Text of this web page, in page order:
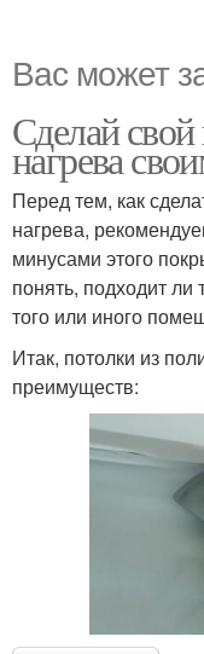
Вас может
Сделай
нагрева
Перед тем, как
нагрева,
минусами этого
понять, подходит
того или иного
Итак, потолки из
преимуществ: